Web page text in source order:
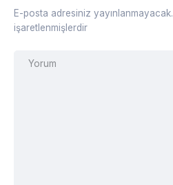
E-posta adresiniz yayınlanmayacak.
işaretlenmişlerdir